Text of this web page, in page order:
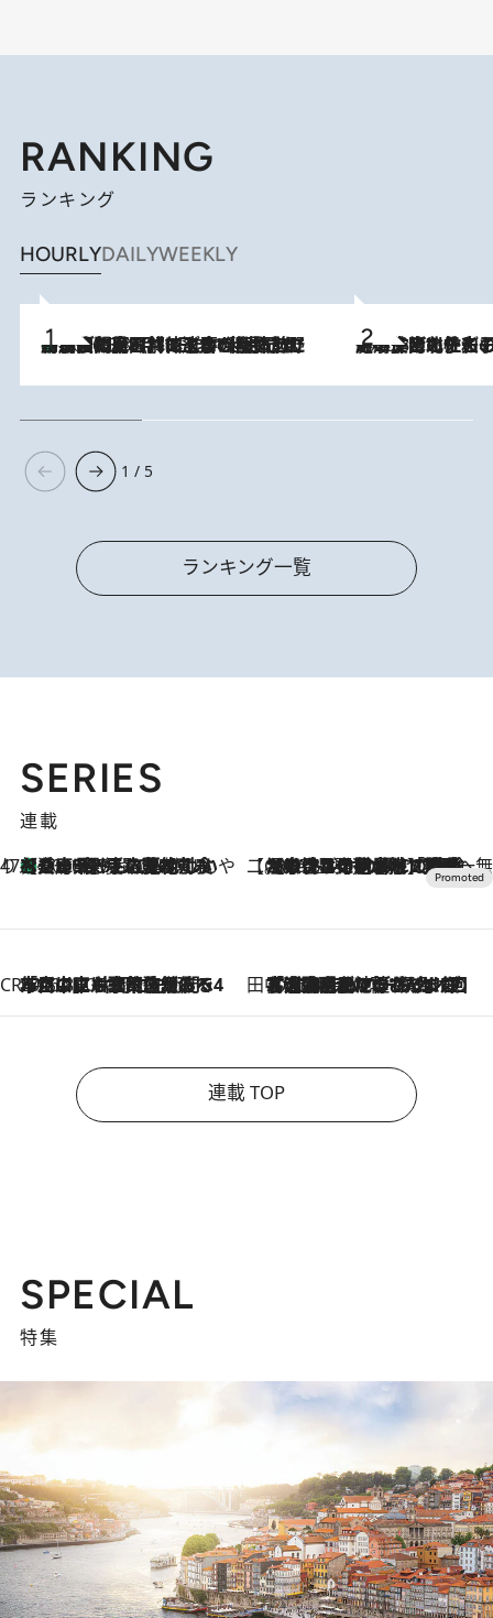
RANKING
ランキング
HOURLYDAILYWEEKLY
2026.8.8
「最後に見られてよかった」上野動物園の東園パンダ舎が解体前に特別公開。8月16日まで延長されたパネル展と共に辿る“半世紀”のパンダ飼育《解体工事の図面あり》 2026.8.3
《「文士の子ども被害者の会」発足！》阿川佐和子（72）が語る遠藤周作に北杜夫、劇作家・矢代静一の子どもたちの“文豪プライベート事件簿”
1 / 5
ランキング一覧
SERIES
連載
47都道府県の手みやげ ひんやりスイーツで夏を満喫
2026.8.8
【兵庫県】この夏絶対食べたい 冷やしておいしいおやつ3選 淡路島の恵みをジェラートに集約 【CREA×星野リゾート】唯一無二。癒しと発見が待つ場所へ
2026.8.7
【トンボの足水浴】ヒノキの香りに包まれて涼感マックス！約13℃の湧水かけ流しを避暑地「星野温泉 トンボの湯」で体験
CREA'S CHOICE
2026.8.7
「立川にも歌舞伎があるんだよ」 片岡仁左衛門・市川中車ら豪華座組みで4年目の立川立飛歌舞伎へ 田中稲の勝手に再ブーム
2026.8.7
「湘南乃風に憧れて」観客大盛上がりの“タオル回し”に、ラッパー顔負けの高速歌唱まで…さだまさし（74）のアグレッシブすぎる現在地
連載 TOP
SPECIAL
特集